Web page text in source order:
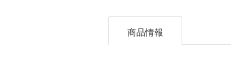
商品情報